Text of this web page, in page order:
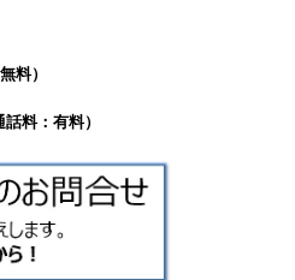
料）
料：有料）